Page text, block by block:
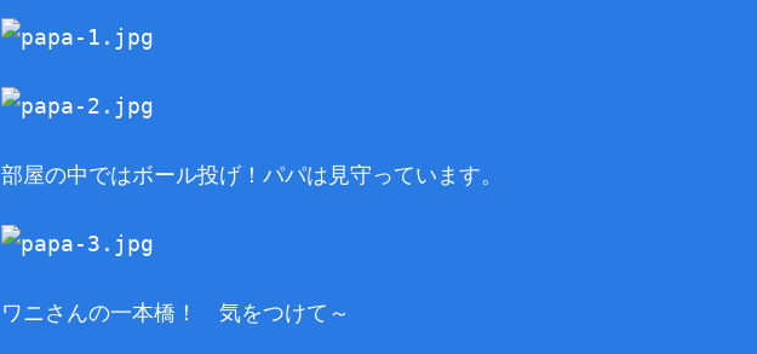
部屋の中ではボール投げ！パパは見守っています。
ワニさんの一本橋！ 気をつけて～